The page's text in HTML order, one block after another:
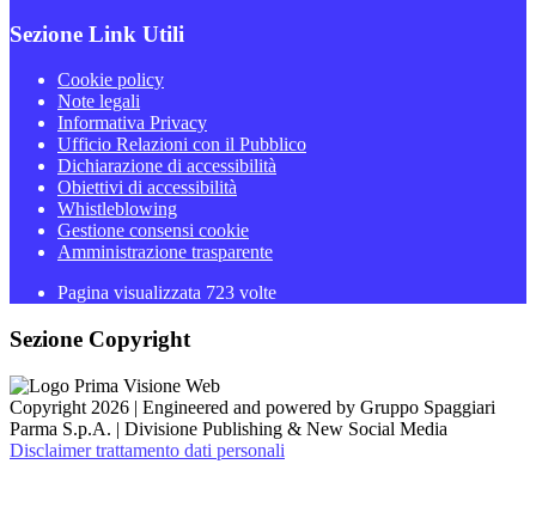
Sezione Link Utili
Cookie policy
Note legali
Informativa Privacy
Ufficio Relazioni con il Pubblico
Dichiarazione di accessibilità
Obiettivi di accessibilità
Whistleblowing
Gestione consensi cookie
Amministrazione trasparente
Pagina visualizzata 723 volte
Sezione Copyright
Copyright 2026 | Engineered and powered by Gruppo Spaggiari
Parma S.p.A. | Divisione Publishing & New Social Media
Disclaimer trattamento dati personali